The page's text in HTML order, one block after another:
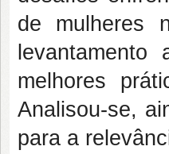
de mulheres
melhores
Analisou-se,
para a